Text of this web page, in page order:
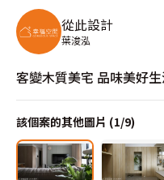
從此設計
葉浚泓
客變木質美宅 品味美好
該個案的其他圖片 (1/9)